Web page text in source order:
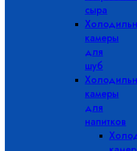
сыра
камеры
для
шуб
камеры
для
напитков